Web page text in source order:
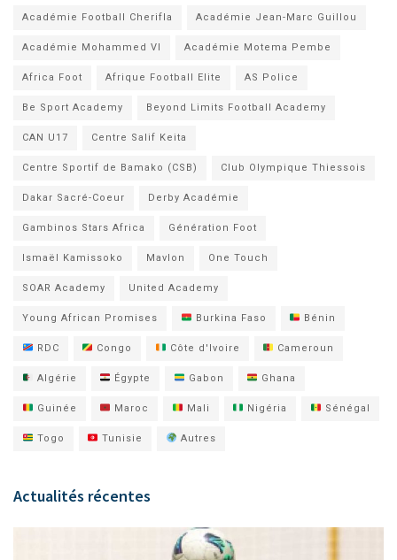
Académie Football Cherifla Académie Jean-Marc Guillou
Académie Mohammed VI Académie Motema Pembe
Africa Foot Afrique Football Elite AS Police
Be Sport Academy Beyond Limits Football Academy
CAN U17 Centre Salif Keita
Centre Sportif de Bamako (CSB) Club Olympique Thiessois
Dakar Sacré-Coeur Derby Académie
Gambinos Stars Africa Génération Foot
Ismaël Kamissoko Mavlon One Touch
SOAR Academy United Academy
Young African Promises Burkina Faso Bénin
RDC Congo Côte d'Ivoire Cameroun
Algérie Égypte Gabon Ghana
Guinée Maroc Mali Nigéria Sénégal
Togo Tunisie Autres
Actualités récentes